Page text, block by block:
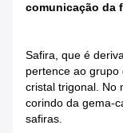
comunicação da
Safira, que é
pertence ao
cristal trigonal. No
corindo da gema-
safiras.